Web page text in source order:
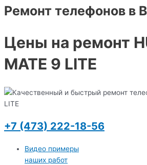
Ремонт телефонов в
Цены на ремонт
MATE 9 LITE
+7 (473) 222-18-56
Видео примеры
наших работ